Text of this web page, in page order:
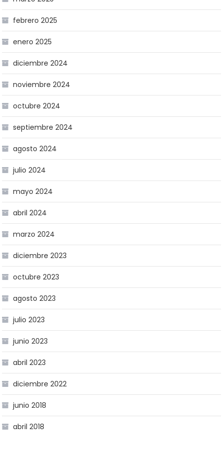
febrero 2025
enero 2025
diciembre 2024
noviembre 2024
octubre 2024
septiembre 2024
agosto 2024
julio 2024
mayo 2024
abril 2024
marzo 2024
diciembre 2023
octubre 2023
agosto 2023
julio 2023
junio 2023
abril 2023
diciembre 2022
junio 2018
abril 2018